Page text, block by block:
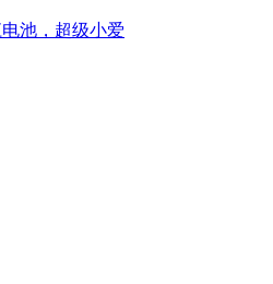
池，超级小爱